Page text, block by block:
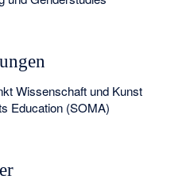
Wissenschaft und Kunst
Education (SOMA)